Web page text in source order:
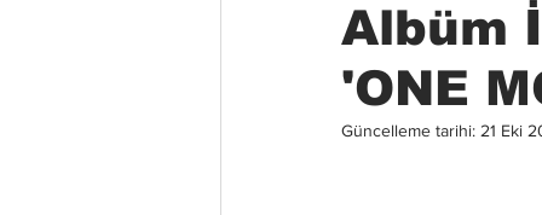
Albüm
'ONE
Güncelleme tarihi: 21 Eki